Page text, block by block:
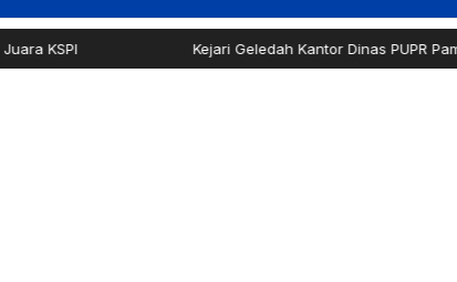
Kejari Geledah Kantor Dinas PUPR Pamekasan